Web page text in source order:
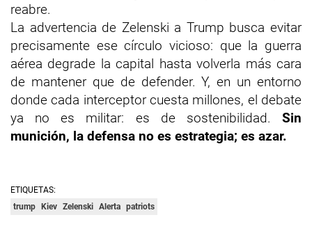
reabre.
La advertencia de Zelenski a Trump busca evitar
precisamente ese círculo vicioso: que la guerra
aérea degrade la capital hasta volverla más cara
de mantener que de defender. Y, en un entorno
donde cada interceptor cuesta millones, el debate
ya no es militar: es de sostenibilidad. Sin
munición, la defensa no es estrategia; es azar.
ETIQUETAS:
trump Kiev Zelenski Alerta patriots